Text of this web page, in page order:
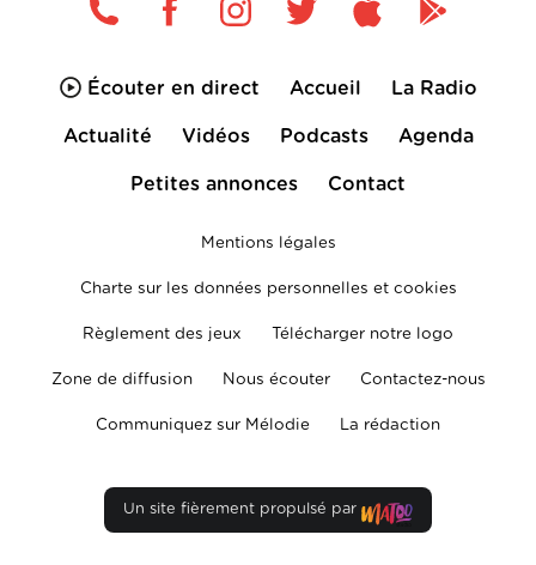
Écouter en direct Accueil La Radio
Actualité Vidéos Podcasts Agenda
Petites annonces Contact
Mentions légales
Charte sur les données personnelles et cookies
Règlement des jeux Télécharger notre logo
Zone de diffusion Nous écouter Contactez-nous
Communiquez sur Mélodie La rédaction
Un site fièrement propulsé par